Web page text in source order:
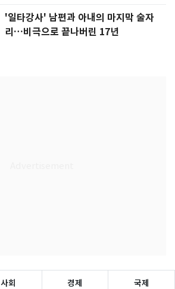
'일타강사' 남편과 아내의 마지막 술자
리…비극으로 끝나버린 17년
사회 경제 국제